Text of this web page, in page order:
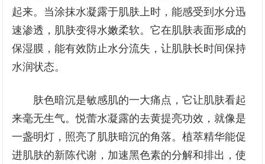
起来。当涂抹水凝露于肌肤上时，能感受到水分迅
速渗透，肌肤变得水嫩柔软。它在肌肤表面形成的
保湿膜，能有效防止水分流失，让肌肤长时间保持
水润状态。
肤色暗沉是敏感肌的一大痛点，它让肌肤看起
来毫无生气。悦蕾水凝露的去黄提亮功效，就像是
一盏明灯，照亮了肌肤暗沉的角落。植萃精华能促
进肌肤的新陈代谢，加速黑色素的分解和排出，使